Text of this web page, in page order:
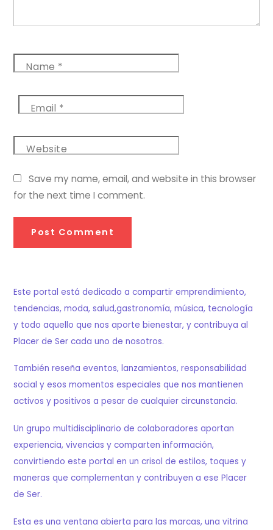
Name *
Email *
Website
Save my name, email, and website in this browser
for the next time I comment.
Este portal está dedicado a compartir emprendimiento,
tendencias, moda, salud,gastronomía, música, tecnología
y todo aquello que nos aporte bienestar, y contribuya al
Placer de Ser cada uno de nosotros.
También reseña eventos, lanzamientos, responsabilidad
social y esos momentos especiales que nos mantienen
activos y positivos a pesar de cualquier circunstancia.
Un grupo multidisciplinario de colaboradores aportan
experiencia, vivencias y comparten información,
convirtiendo este portal en un crisol de estilos, toques y
maneras que complementan y contribuyen a ese Placer
de Ser.
Esta es una ventana abierta para las marcas, una vitrina